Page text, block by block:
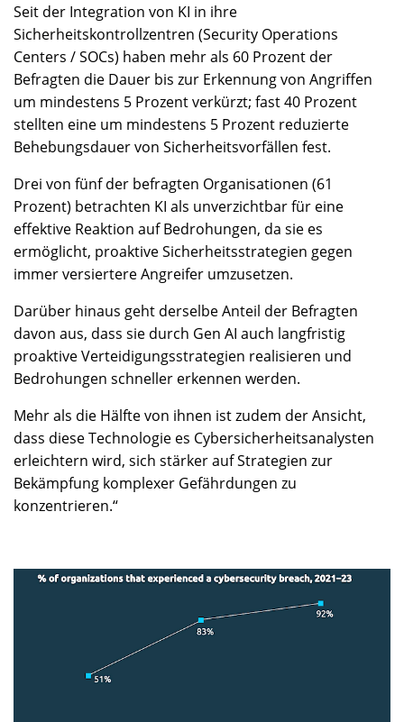
Seit der Integration von KI in ihre
Sicherheitskontrollzentren (Security Operations
Centers / SOCs) haben mehr als 60 Prozent der
Befragten die Dauer bis zur Erkennung von Angriffen
um mindestens 5 Prozent verkürzt; fast 40 Prozent
stellten eine um mindestens 5 Prozent reduzierte
Behebungsdauer von Sicherheitsvorfällen fest.
Drei von fünf der befragten Organisationen (61
Prozent) betrachten KI als unverzichtbar für eine
effektive Reaktion auf Bedrohungen, da sie es
ermöglicht, proaktive Sicherheitsstrategien gegen
immer versiertere Angreifer umzusetzen.
Darüber hinaus geht derselbe Anteil der Befragten
davon aus, dass sie durch Gen AI auch langfristig
proaktive Verteidigungsstrategien realisieren und
Bedrohungen schneller erkennen werden.
Mehr als die Hälfte von ihnen ist zudem der Ansicht,
dass diese Technologie es Cybersicherheitsanalysten
erleichtern wird, sich stärker auf Strategien zur
Bekämpfung komplexer Gefährdungen zu
konzentrieren.“